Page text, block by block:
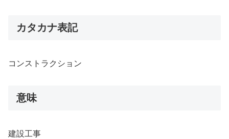
カタカナ表記
コンストラクション
意味
建設工事